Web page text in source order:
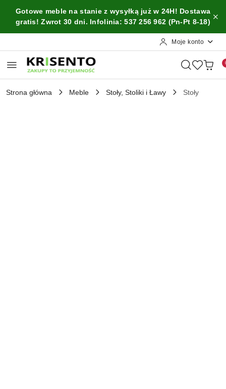
Przejdź do treści głównej
Przejdź do wyszukiwarki
Przejdź do moje konto
Przejdź do menu głównego
Przejdź do opisu produktu
Przejdź do stopki
Gotowe meble na stanie z wysyłką już w 24H! Dostawa
gratis! Zwrot 30 dni. Infolinia: 537 256 962 (Pn-Pt 8-18)
Moje konto
Strona główna Meble Stoły, Stoliki i Ławy Stoły